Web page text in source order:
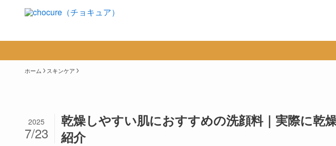
ホーム スキンケア
乾燥しやすい肌におすすめの洗顔料｜実際に乾
紹介
2025
7/23